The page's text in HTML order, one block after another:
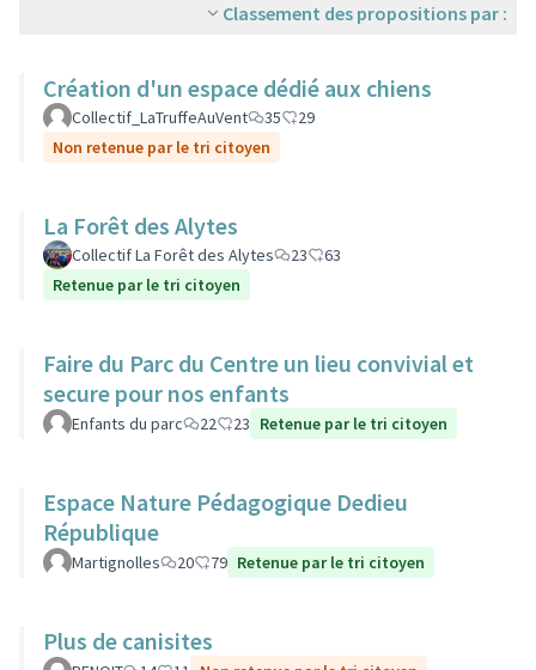
Classement des propositions par :
Création d'un espace dédié aux chiens
Collectif_LaTruffeAuVent 35
29
Non retenue par le tri citoyen
La Forêt des Alytes
Collectif La Forêt des Alytes 23
63
Retenue par le tri citoyen
Faire du Parc du Centre un lieu convivial et
secure pour nos enfants
Enfants du parc 22 23 Retenue par le tri citoyen
Espace Nature Pédagogique Dedieu
République
Martignolles 20 79 Retenue par le tri citoyen
Plus de canisites